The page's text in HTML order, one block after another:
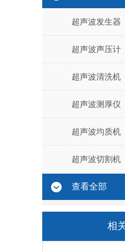
超声波发生器
超声波声压计
超声波清洗机
超声波测厚仪
超声波均质机
超声波切割机
查看全部
相